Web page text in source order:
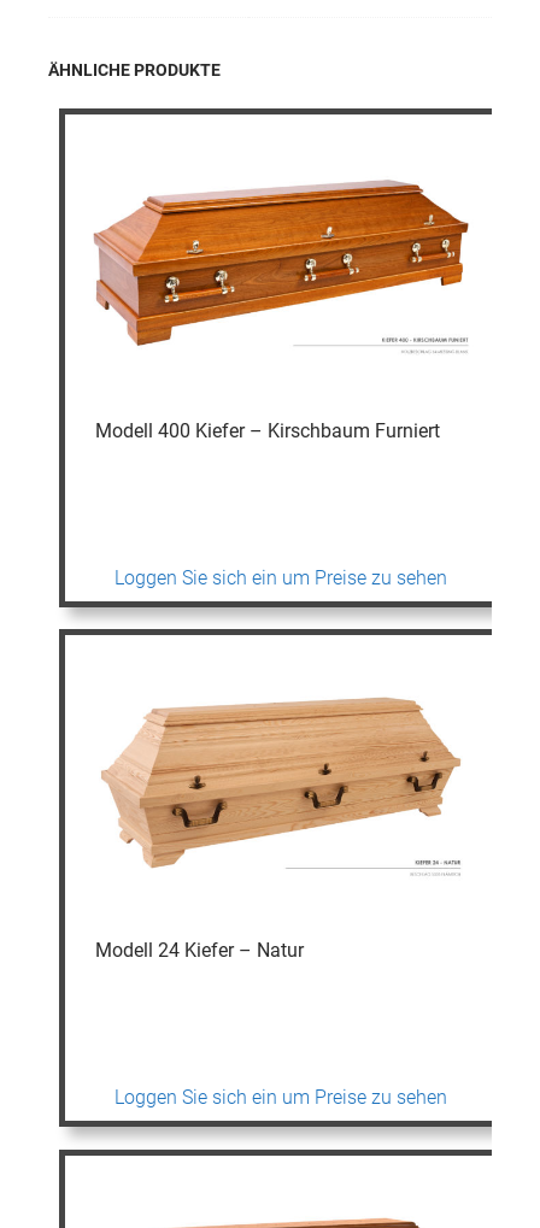
ÄHNLICHE PRODUKTE
Modell 400 Kiefer – Kirschbaum Furniert
Loggen Sie sich ein um Preise zu sehen
Modell 24 Kiefer – Natur
Loggen Sie sich ein um Preise zu sehen